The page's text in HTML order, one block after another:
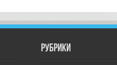
РУбрики